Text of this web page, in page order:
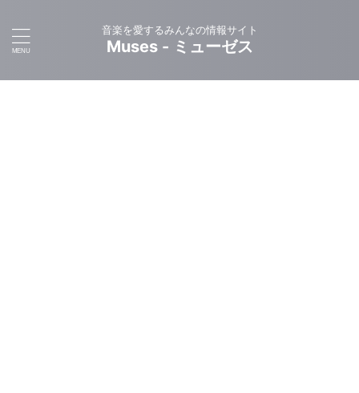
音楽を愛するみんなの情報サイト
Muses - ミューゼス